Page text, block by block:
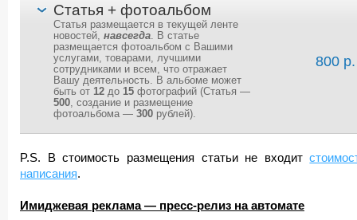
Статья + фотоальбом
Статья размещается в текущей ленте
новостей, навсегда. В статье
размещается фотоальбом с Вашими
услугами, товарами, лучшими
сотрудниками и всем, что отражает
Вашу деятельность. В альбоме может
быть от 12 до 15 фотографий (Статья —
500, создание и размещение
фотоальбома — 300 рублей).
800 р.
P.S. В стоимость размещения статьи не входит
написания.
Имиджевая реклама — пресс-релиз на автомате